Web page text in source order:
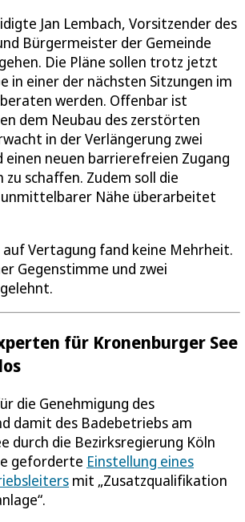
Jan Lembach, Vorsitzender des
Bürgermeister der Gemeinde
Die Pläne sollen trotz jetzt
in einer der nächsten Sitzungen im
werden. Offenbar ist
dem Neubau des zerstörten
in der Verlängerung zwei
neuen barrierefreien Zugang
zu schaffen. Zudem soll die
Nähe überarbeitet
Vertagung fand keine Mehrheit.
Gegenstimme und zwei
für Kronenburger See
die Genehmigung des
damit des Badebetriebs am
durch die Bezirksregierung Köln
geforderte Einstellung eines
mit „Zusatzqualifikation